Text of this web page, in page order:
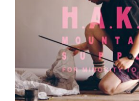
ビジネスデイ
ガイドライン
ご出展